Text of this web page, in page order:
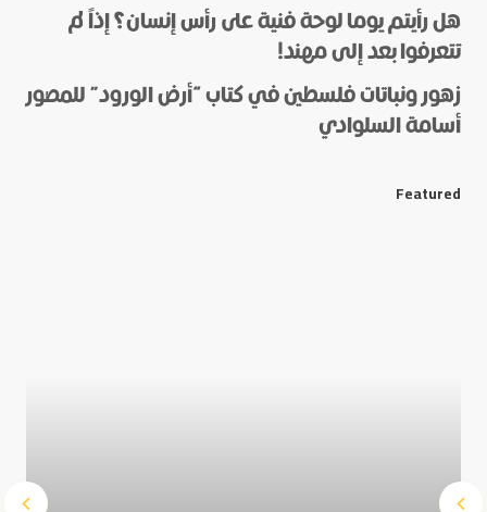
Name
*
E-mail
*
هل رأيتم يوما لوحة فنية على رأس إنسان؟ إذاً لم
تتعرفوا بعد إلى مهند!
زهور ونباتات فلسطين في كتاب “أرض الورود” للمصور
أسامة السلوادي
Featured